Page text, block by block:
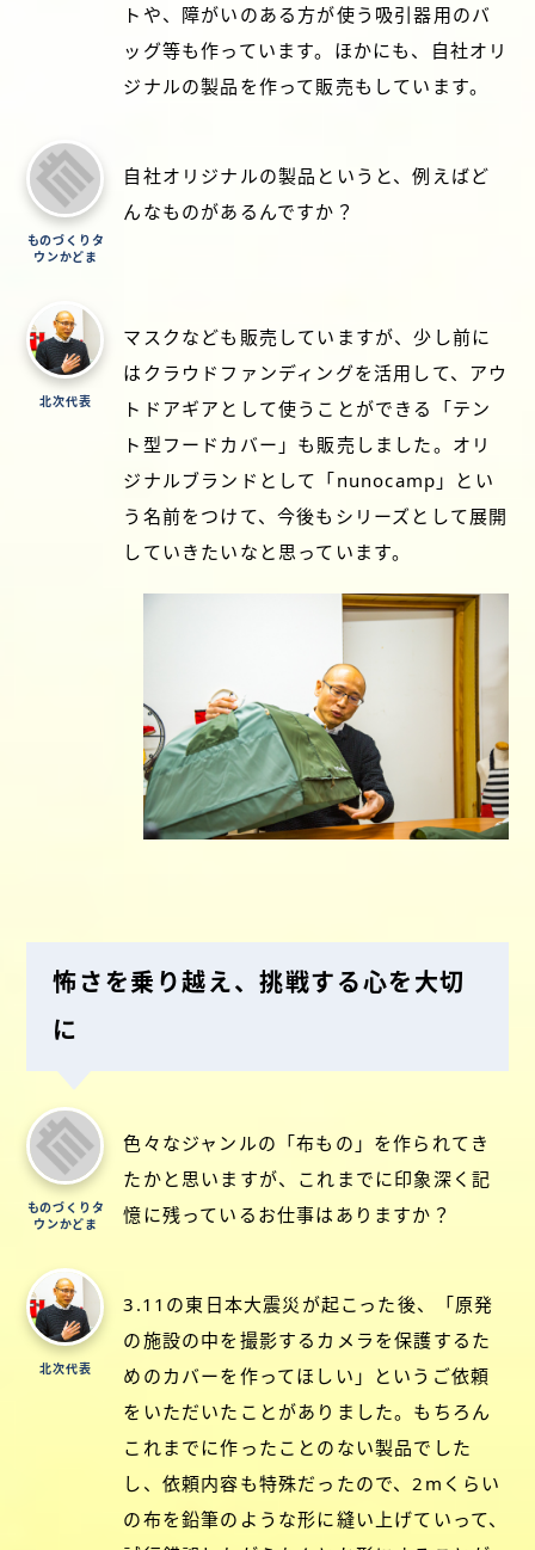
トや、障がいのある方が使う吸引器用のバ
ッグ等も作っています。ほかにも、自社オリ
ジナルの製品を作って販売もしています。
ものづくりタ
ウンかどま
自社オリジナルの製品というと、例えばど
んなものがあるんですか？
北次代表
マスクなども販売していますが、少し前に
はクラウドファンディングを活用して、アウ
トドアギアとして使うことができる「テン
ト型フードカバー」も販売しました。オリ
ジナルブランドとして「nunocamp」とい
う名前をつけて、今後もシリーズとして展開
していきたいなと思っています。
怖さを乗り越え、挑戦する心を大切
に
ものづくりタ
ウンかどま
色々なジャンルの「布もの」を作られてき
たかと思いますが、これまでに印象深く記
憶に残っているお仕事はありますか？
北次代表
3.11の東日本大震災が起こった後、「原発
の施設の中を撮影するカメラを保護するた
めのカバーを作ってほしい」というご依頼
をいただいたことがありました。もちろん
これまでに作ったことのない製品でした
し、依頼内容も特殊だったので、2mくらい
の布を鉛筆のような形に縫い上げていって、